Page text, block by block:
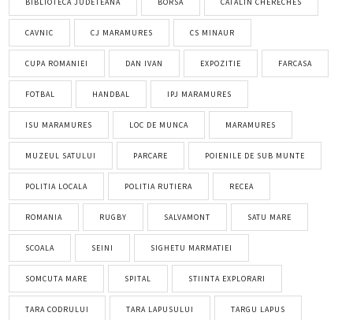
BIBLIOTECA JUDETEANA BORSA CATALIN CHERECHES
CAVNIC CJ MARAMURES CS MINAUR
CUPA ROMANIEI DAN IVAN EXPOZITIE FARCASA
FOTBAL HANDBAL IPJ MARAMURES
ISU MARAMURES LOC DE MUNCA MARAMURES
MUZEUL SATULUI PARCARE POIENILE DE SUB MUNTE
POLITIA LOCALA POLITIA RUTIERA RECEA
ROMANIA RUGBY SALVAMONT SATU MARE
SCOALA SEINI SIGHETU MARMATIEI
SOMCUTA MARE SPITAL STIINTA EXPLORARI
TARA CODRULUI TARA LAPUSULUI TARGU LAPUS